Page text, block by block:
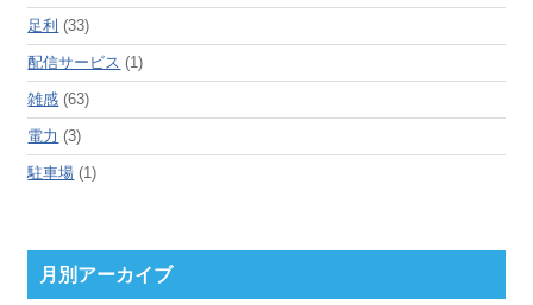
足利 (33)
配信サービス (1)
雑感 (63)
電力 (3)
駐車場 (1)
月別アーカイブ